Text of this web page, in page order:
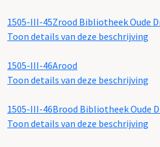
1505-III-45Zrood Bibliotheek Oude
Toon details van deze beschrijving
1505-III-46Arood
Toon details van deze beschrijving
1505-III-46Brood Bibliotheek Oude
Toon details van deze beschrijving